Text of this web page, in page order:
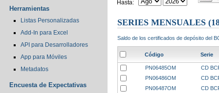
Herramientas
Listas Personalizadas
Add-In para Excel
API para Desarrolladores
App para Móviles
Metadatos
Encuesta de Expectativas
Hasta:
SERIES MENSUALES
Saldo de los certificados de depósito del
Código Serie
PN06485OM
CD
PN06486OM
CD
PN06487OM
CD